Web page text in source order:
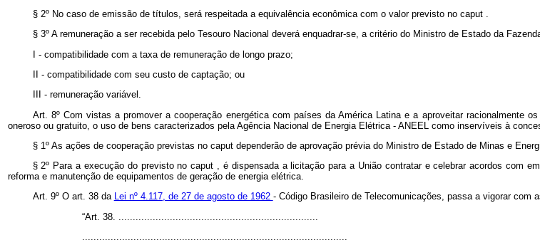
§ 2º No caso de emissão de títulos, será respeitada a equivalência econômica com o valor previsto no caput
§ 3º A remuneração a ser recebida pelo Tesouro Nacional deverá enquadrar-se, a critério do Ministro de Estado da
I - compatibilidade com a taxa de remuneração de longo prazo;
II - compatibilidade com seu custo de captação; ou
III - remuneração variável.
Art. 8º Com vistas a promover a cooperação energética com países da América Latina e a aproveitar racionalmente
oneroso ou gratuito, o uso de bens caracterizados pela Agência Nacional de Energia Elétrica - ANEEL como inservíveis à
§ 1º As ações de cooperação previstas no caput dependerão de aprovação prévia do Ministro de Estado de Minas e
§ 2º Para a execução do previsto nocaput , é dispensada a licitação para a União contratar e celebrar acordos com
reforma e manutenção de equipamentos de geração de energia elétrica.
Art. 9º O art. 38 da Lei nº 4.117, de 27 de agosto de 1962 - Código Brasileiro de Telecomunicações, passa a vigorar com
“Art. 38. ......................................................................
.............................................................................................